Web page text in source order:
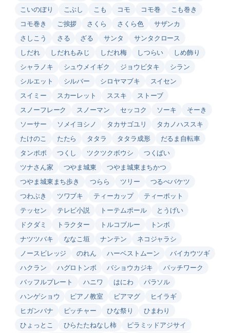
こいのぼり こぶし こも コモ コモ巻
こも巻き
コモ巻き
ご挨拶 さくら さくら色
サザンカ
さしこう
さる ざる サンタ
サンタクロース
しだれ
しだれもみじ しだれ梅 しつらい
しめ飾り
シャラノキ
シュウメイギク ジョウビタキ
シラン
シルエット
シルバー シロヤマブキ
スイセン
スイミー
スカーレット ススキ
ストーブ
スノーフレーク
スノーマン セッコク ソーキ
そーき
ソーサー
ソメイヨシノ タカサゴユリ
タカノハススキ
たけのこ
たたら タタラ タタラ成形
だるま自転車
タンポポ
つくし ツクツクボウシ
つくばい
ツナさん家
つやま城東
つやま城東まちかつ
つやま城東まち歩き
つらら ツリー
つるべバケツ
つわぶき
ツワブキ ティーカップ
ティーポット
テッセン
テレビ小説 トーテムポール
とうげい
ドクダミ
トラクター トルコブルー
トンボ
ナツツバキ
ななこ垣 ナンテン
ネコジャラシ
ノースビレッジ
のれん ハーベストムーン
バイカウツギ
ハクラン
ハグロトンボ バショウカジキ
パッチワーク
バッフルプレート
ハニワ はにわ
パラソル
ハンゲショウ
ピアノ教室 ビアマグ
ヒイラギ
ヒガンバナ
ピッチャー ひな祭り
ひまわり
ひょっとこ
ひらたたねなし柿
ピラミッドアジサイ